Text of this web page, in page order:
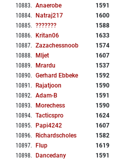
10883. Anaerobe 1591
10884. Natraj217 1600
10885. ??????? 1588
10886. Kritan06 1633
10887. Zazachessnoob 1574
10888. Mljet 1607
10889. Mrardu 1537
10890. Gerhard Ebbeke 1592
10891 . Rajatjoon 1590
10892. Adam-B 1591
10893. Morechess 1590
10894. Tacticspro 1624
10895. Papi4242 1607
10896. Richardscholes 1582
10897. Flup 1619
10898. Dancedany 1591